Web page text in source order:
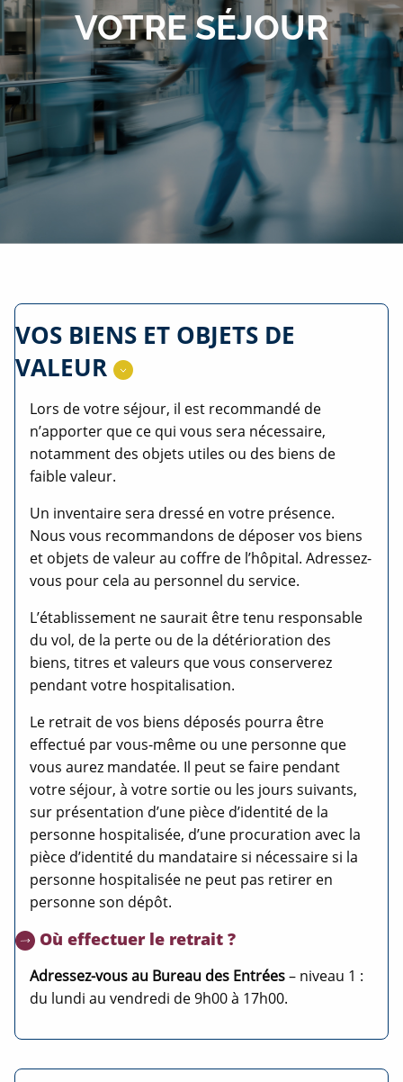
VOTRE SÉJOUR
VOS BIENS ET OBJETS DE
VALEUR
Lors de votre séjour, il est recommandé de
n’apporter que ce qui vous sera nécessaire,
notamment des objets utiles ou des biens de
faible valeur.
Un inventaire sera dressé en votre présence.
Nous vous recommandons de déposer vos biens
et objets de valeur au coffre de l’hôpital. Adressez-
vous pour cela au personnel du service.
L’établissement ne saurait être tenu responsable
du vol, de la perte ou de la détérioration des
biens, titres et valeurs que vous conserverez
pendant votre hospitalisation.
Le retrait de vos biens déposés pourra être
effectué par vous-même ou une personne que
vous aurez mandatée. Il peut se faire pendant
votre séjour, à votre sortie ou les jours suivants,
sur présentation d’une pièce d’identité de la
personne hospitalisée, d’une procuration avec la
pièce d’identité du mandataire si nécessaire si la
personne hospitalisée ne peut pas retirer en
personne son dépôt.
Où effectuer le retrait ?
Adressez-vous au Bureau des Entrées– niveau 1 :
du lundi au vendredi de 9h00 à 17h00.